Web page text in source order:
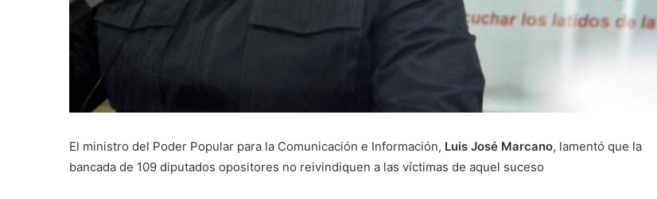
El ministro del Poder Popular para la Comunicación e Información, Luis José Marcano, lamentó que la
bancada de 109 diputados opositores no reivindiquen a las víctimas de aquel suceso